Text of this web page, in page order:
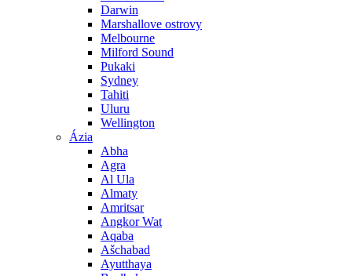
Darwin
Marshallove ostrovy
Melbourne
Milford Sound
Pukaki
Sydney
Tahiti
Uluru
Wellington
Ázia
Abha
Agra
Al Ula
Almaty
Amritsar
Angkor Wat
Aqaba
Ašchabad
Ayutthaya